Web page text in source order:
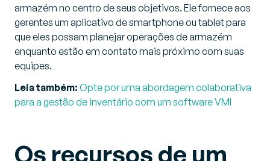
armazém no centro de seus objetivos. Ele fornece aos
gerentes um aplicativo de smartphone ou tablet para
que eles possam planejar operações de armazém
enquanto estão em contato mais próximo com suas
equipes.
Leia também: Opte por uma abordagem colaborativa
para a gestão de inventário com um software VMI
Os recursos de um